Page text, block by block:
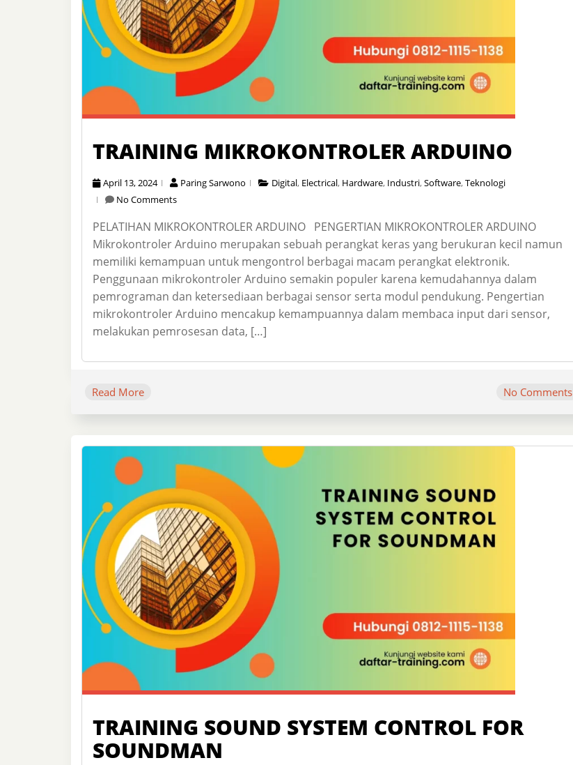
TRAINING MIKROKONTROLER ARDUINO
April 13, 2024 Paring Sarwono Digital, Electrical, Hardware, Industri,Software,Teknologi
No Comments
PELATIHAN MIKROKONTROLER ARDUINO PENGERTIAN MIKROKONTROLER ARDUINO
Mikrokontroler Arduino merupakan sebuah perangkat keras yang berukuran kecil namun
memiliki kemampuan untuk mengontrol berbagai macam perangkat elektronik.
Penggunaan mikrokontroler Arduino semakin populer karena kemudahannya dalam
pemrograman dan ketersediaan berbagai sensor serta modul pendukung. Pengertian
mikrokontroler Arduino mencakup kemampuannya dalam membaca input dari sensor,
melakukan pemrosesan data, […]
Read More No Comments
TRAINING SOUND SYSTEM CONTROL FOR
SOUNDMAN